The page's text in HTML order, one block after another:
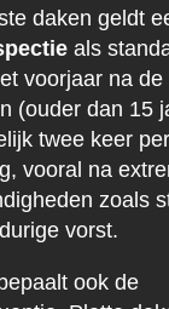
daken geldt
als
voorjaar na de
(ouder dan 15
twee keer
vooral na
zoals
vorst.
ook de